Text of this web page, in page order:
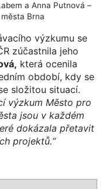
a Anna Putnová –
Brna
výzkumu se
zúčastnila jeho
která ocenila
období, kdy se
složitou situací.
výzkum Město pro
jsou v každém
dokázala přetavit
projektů.“